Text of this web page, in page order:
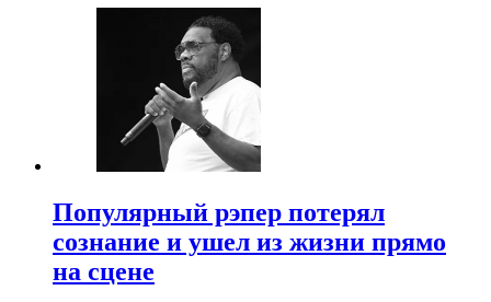
Популярный рэпер потерял
сознание и ушел из жизни прямо
на сцене